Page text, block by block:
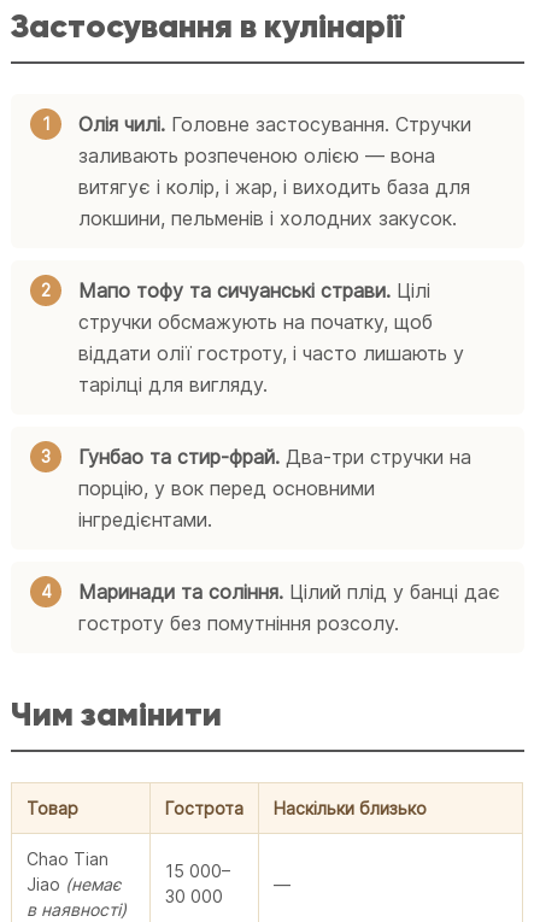
Застосування в кулінарії
Олія чилі. Головне застосування. Стручки
заливають розпеченою олією — вона
витягує і колір, і жар, і виходить база для
локшини, пельменів і холодних закусок.
Мапо тофу та сичуанські страви. Цілі
стручки обсмажують на початку, щоб
віддати олії гостроту, і часто лишають у
тарілці для вигляду.
Гунбао та стир-фрай. Два-три стручки на
порцію, у вок перед основними
інгредієнтами.
Маринади та соління. Цілий плід у банці дає
гостроту без помутніння розсолу.
Чим замінити
Товар Гострота Наскільки близько
Chao Tian
Jiao (немає
в наявності)
15 000–
30 000
—